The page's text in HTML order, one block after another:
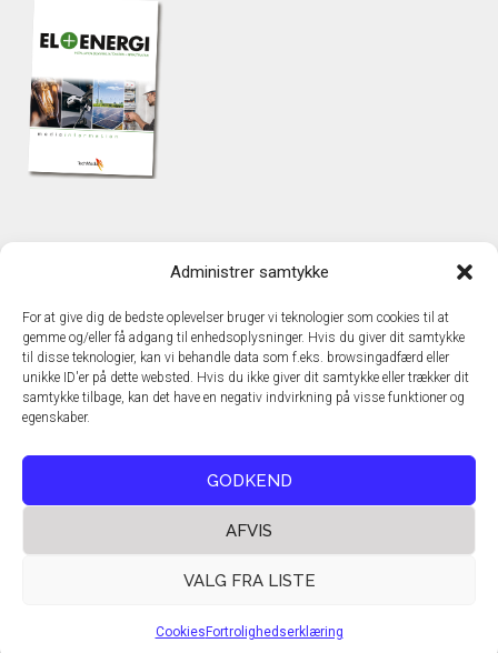
Administrer samtykke
For at give dig de bedste oplevelser bruger vi teknologier som cookies til at
gemme og/eller få adgang til enhedsoplysninger. Hvis du giver dit samtykke
til disse teknologier, kan vi behandle data som f.eks. browsingadfærd eller
unikke ID'er på dette websted. Hvis du ikke giver dit samtykke eller trækker dit
samtykke tilbage, kan det have en negativ indvirkning på visse funktioner og
egenskaber.
GODKEND
AFVIS
VALG FRA LISTE
Cookies Fortrolighedserklæring
TechMedia A/S
DK – 2600 Glostrup
www.techmedia.dk
Telefon: +45 43 24 26 28
E-mail:info@techmedia.dk